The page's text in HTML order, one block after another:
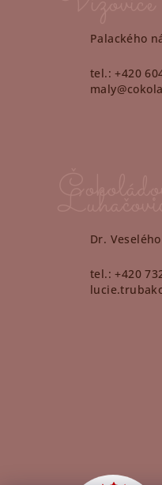
Palackého
tel.: +420
Dr.
tel.: +420